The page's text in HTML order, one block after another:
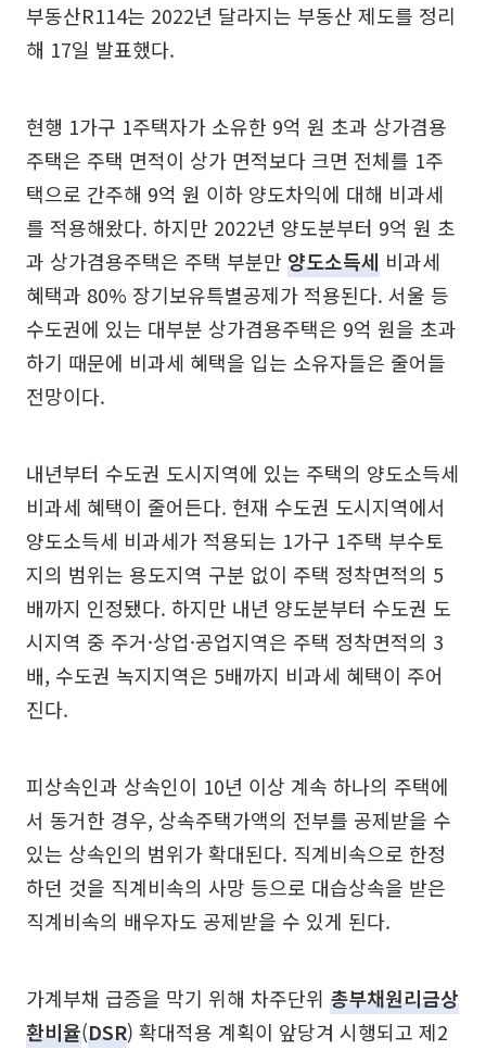
부동산R114는 2022년 달라지는 부동산 제도를 정리
해 17일 발표했다.
현행 1가구 1주택자가 소유한 9억 원 초과 상가겸용
주택은 주택 면적이 상가 면적보다 크면 전체를 1주
택으로 간주해 9억 원 이하 양도차익에 대해 비과세
를 적용해왔다. 하지만 2022년 양도분부터 9억 원 초
과 상가겸용주택은 주택 부분만 양도소득세 비과세
혜택과 80% 장기보유특별공제가 적용된다. 서울 등
수도권에 있는 대부분 상가겸용주택은 9억 원을 초과
하기 때문에 비과세 혜택을 입는 소유자들은 줄어들
전망이다.
내년부터 수도권 도시지역에 있는 주택의 양도소득세
비과세 혜택이 줄어든다. 현재 수도권 도시지역에서
양도소득세 비과세가 적용되는 1가구 1주택 부수토
지의 범위는 용도지역 구분 없이 주택 정착면적의 5
배까지 인정됐다. 하지만 내년 양도분부터 수도권 도
시지역 중 주거·상업·공업지역은 주택 정착면적의 3
배, 수도권 녹지지역은 5배까지 비과세 혜택이 주어
진다.
피상속인과 상속인이 10년 이상 계속 하나의 주택에
서 동거한 경우, 상속주택가액의 전부를 공제받을 수
있는 상속인의 범위가 확대된다. 직계비속으로 한정
하던 것을 직계비속의 사망 등으로 대습상속을 받은
직계비속의 배우자도 공제받을 수 있게 된다.
가계부채 급증을 막기 위해 차주단위 총부채원리금상
환비율(DSR) 확대적용 계획이 앞당겨 시행되고 제2